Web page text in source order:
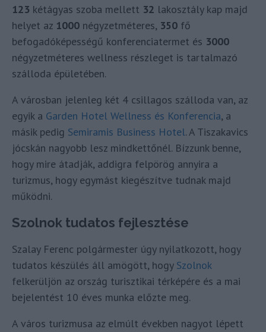
123 kétágyas szoba mellett 32 lakosztály kap majd
helyet az 1000 négyzetméteres, 350 fő
befogadóképességű konferenciatermet és 3000
négyzetméteres wellness részleget is tartalmazó
szálloda épületében.
A városban jelenleg két 4 csillagos szálloda van, az
egyik a Garden Hotel Wellness és Konferencia, a
másik pedig Semiramis Business Hotel. A Tiszakavics
jócskán nagyobb lesz mindkettőnél. Bízzunk benne,
hogy mire átadják, addigra felpörög annyira a
turizmus, hogy egymást kiegészítve tudnak majd
működni.
Szolnok tudatos fejlesztése
Szalay Ferenc polgármester úgy nyilatkozott, hogy
tudatos készülés áll amögött, hogy Szolnok
felkerüljön az ország turisztikai térképére és a mai
bejelentést 10 éves munka előzte meg.
A város turizmusa az elmúlt években nagyot lépett